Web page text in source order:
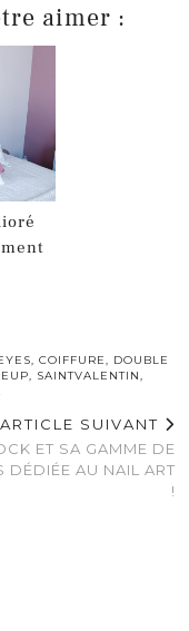
aimer :
, COIFFURE, DOUBLE
, SAINTVALENTIN,
ARTICLE SUIVANT
ET SA GAMME DE
DÉDIÉE AU NAIL ART
!